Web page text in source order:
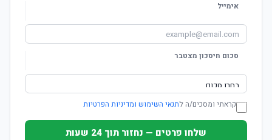
אימייל
סכום חיסכון מצטבר
קראתי ומסכים/ה לתנאי השימוש ומדיניות הפרטיות
שלחו פרטים — נחזור תוך 24 שעות